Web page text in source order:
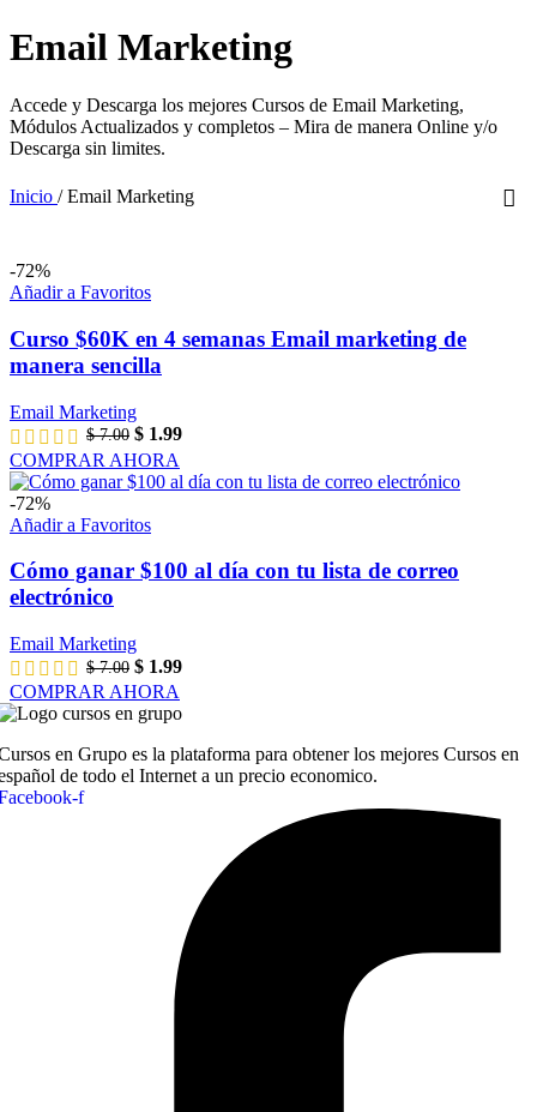
Email Marketing
Accede y Descarga los mejores Cursos de Email Marketing,
Módulos Actualizados y completos – Mira de manera Online y/o
Descarga sin limites.
Inicio / Email Marketing
-72%
Añadir a Favoritos
Curso $60K en 4 semanas Email marketing de
manera sencilla
Email Marketing
$7.00 El
precio
original
era:
$ 7.00.
$ 1.99El
actual
es:
COMPRAR AHORA
-72%
Añadir a Favoritos
Cómo ganar $100 al día con tu lista de correo
electrónico
Email Marketing
$7.00 El
precio
original
era:
$ 7.00.
$ 1.99El
$ 1.99.
COMPRAR AHORA
en Grupo es la plataforma para obtener los mejores Cursos en
de todo el Internet a un precio economico.
f